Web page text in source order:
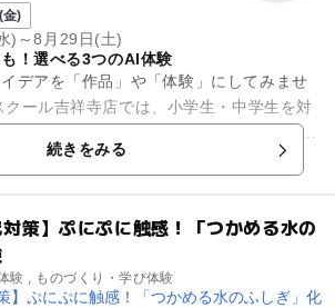
金)
)～8月29日(土)
！選べる3つのAI体験
デアを「作品」や「体験」にしてみませ
体験イベントを開催します。各回3名の少
続きをみる
対策】ぷにぷに触感！「つかめる水の
験 , ものづくり・学び体験